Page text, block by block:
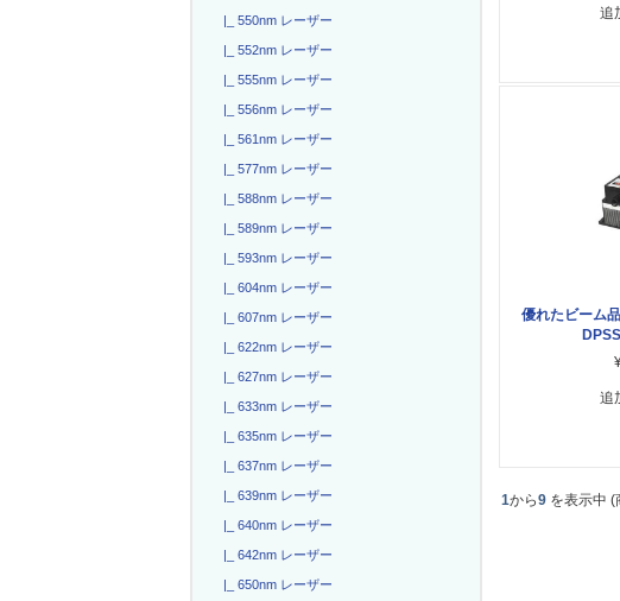
|_ 550nm レーザー
|_ 552nm レーザー
|_ 555nm レーザー
|_ 556nm レーザー
|_ 561nm レーザー
|_ 577nm レーザー
|_ 588nm レーザー
|_ 589nm レーザー
|_ 593nm レーザー
|_ 604nm レーザー
|_ 607nm レーザー
|_ 622nm レーザー
|_ 627nm レーザー
|_ 633nm レーザー
|_ 635nm レーザー
|_ 637nm レーザー
|_ 639nm レーザー
|_ 640nm レーザー
|_ 642nm レーザー
|_ 650nm レーザー
追
優れたビーム
追
1から9 を表示中